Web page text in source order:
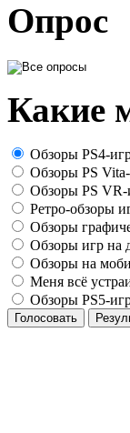
Опрос
Какие
Обзоры PS4-
Обзоры PS
Обзоры PS VR-
Ретро-обзоры
Обзоры
Обзоры игр на
Обзоры на
Меня всё
Обзоры PS5-
Голосовать